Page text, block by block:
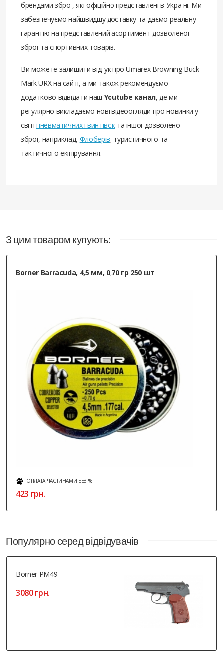
брендами зброї, які офіційно представлені в Україні. Ми
забезпечуємо найшвидшу доставку та даємо реальну
гарантію на представлений асортимент дозволеної
зброї та спортивних товарів.
Ви можете залишити відгук про Umarex Browning Buck
Mark URX на сайті, а ми також рекомендуємо
додатково відвідати наш Youtube канал, де ми
регулярно викладаємо нові відеоогляди про новинки у
світі пневматичних гвинтівокта іншої дозволеної
зброї, наприклад, Флоберів, туристичного та
тактичного екіпірування.
З цим товаром купують:
Borner Barracuda, 4,5 мм, 0,70 гр 250 шт
ОПЛАТА ЧАСТИНАМИ БЕЗ %
423 грн.
Популярно серед відвідувачів
Borner PM49
3080 грн.